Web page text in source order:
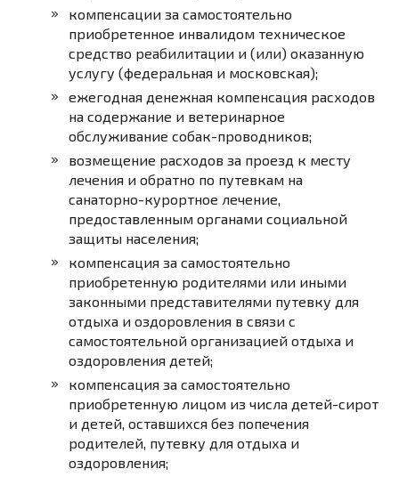
компенсации за самостоятельно
приобретенное инвалидом техническое
средство реабилитации и (или) оказанную
услугу (федеральная и московская);
ежегодная денежная компенсация расходов
на содержание и ветеринарное
обслуживание собак-проводников;
возмещение расходов за проезд к месту
лечения и обратно по путевкам на
санаторно-курортное лечение,
предоставленным органами социальной
защиты населения;
компенсация за самостоятельно
приобретенную родителями или иными
законными представителями путевку для
отдыха и оздоровления в связи с
самостоятельной организацией отдыха и
оздоровления детей;
компенсация за самостоятельно
приобретенную лицом из числа детей-сирот
и детей, оставшихся без попечения
родителей, путевку для отдыха и
оздоровления;